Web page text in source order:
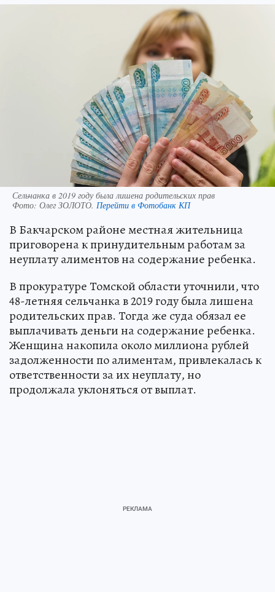
Сельчанка в 2019 году была лишена родительских прав
Фото: Олег ЗОЛОТО. Перейти в Фотобанк КП
В Бакчарском районе местная жительница
приговорена к принудительным работам за
неуплату алиментов на содержание ребенка.
В прокуратуре Томской области уточнили, что
48-летняя сельчанка в 2019 году была лишена
родительских прав. Тогда же суда обязал ее
выплачивать деньги на содержание ребенка.
Женщина накопила около миллиона рублей
задолженности по алиментам, привлекалась к
ответственности за их неуплату, но
продолжала уклоняться от выплат.